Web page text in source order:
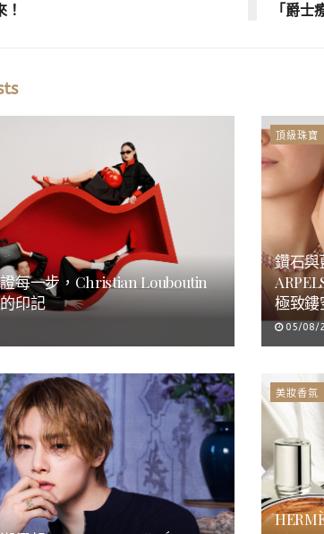
「爵士
每一步，Christian Louboutin
印記
頂級珠寶
鑽石與
極致鏤
05/08/
美妝香氛